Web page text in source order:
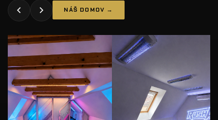
NÁŠ DOMOV →